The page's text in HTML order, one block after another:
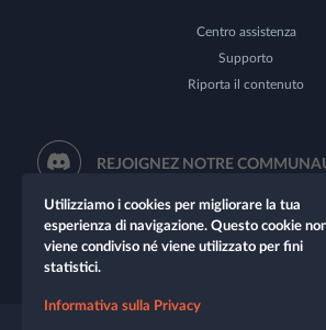
Centro assistenza
Supporto
Riporta il contenuto
REJOIGNEZ NOTRE
Utilizziamo i cookies per migliorare la tua
esperienza di navigazione. Questo cookie
viene condiviso né viene utilizzato per fini
statistici.
Informativa sulla Privacy